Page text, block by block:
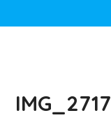
IMG_2717